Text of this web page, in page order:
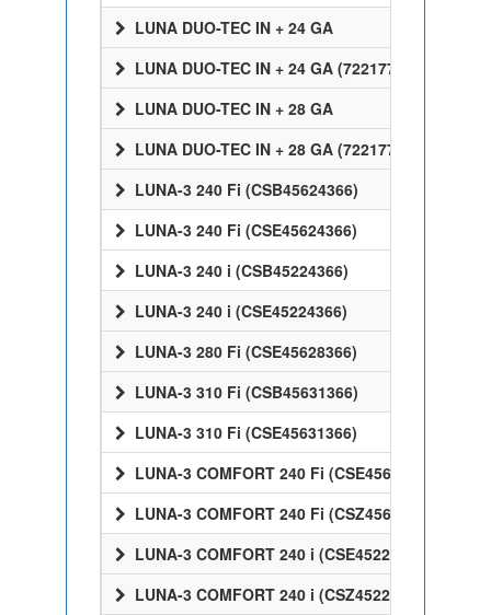
LUNA DUO-TEC IN + 24 GA
LUNA DUO-TEC IN + 24 GA (7221770)
LUNA DUO-TEC IN + 28 GA
LUNA DUO-TEC IN + 28 GA (7221772)
LUNA-3 240 Fi (CSB45624366)
LUNA-3 240 Fi (CSE45624366)
LUNA-3 240 i (CSB45224366)
LUNA-3 240 i (CSE45224366)
LUNA-3 280 Fi (CSE45628366)
LUNA-3 310 Fi (CSB45631366)
LUNA-3 310 Fi (CSE45631366)
LUNA-3 COMFORT 240 Fi (CSE45624358)
LUNA-3 COMFORT 240 Fi (CSZ45624358)
LUNA-3 COMFORT 240 i (CSE45224358)
LUNA-3 COMFORT 240 i (CSZ45224358)